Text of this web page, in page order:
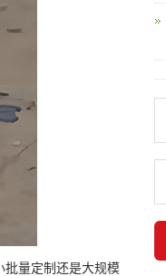
批量定制还是大规模